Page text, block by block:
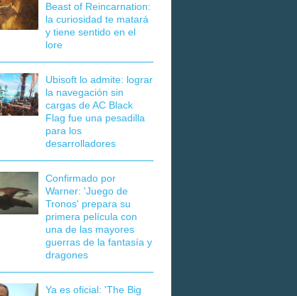
Beast of Reincarnation:
la curiosidad te matará
y tiene sentido en el
lore
Ubisoft lo admite: lograr
la navegación sin
cargas de AC Black
Flag fue una pesadilla
para los
desarrolladores
Confirmado por
Warner: 'Juego de
Tronos' prepara su
primera película con
una de las mayores
guerras de la fantasía y
dragones
Ya es oficial: 'The Big